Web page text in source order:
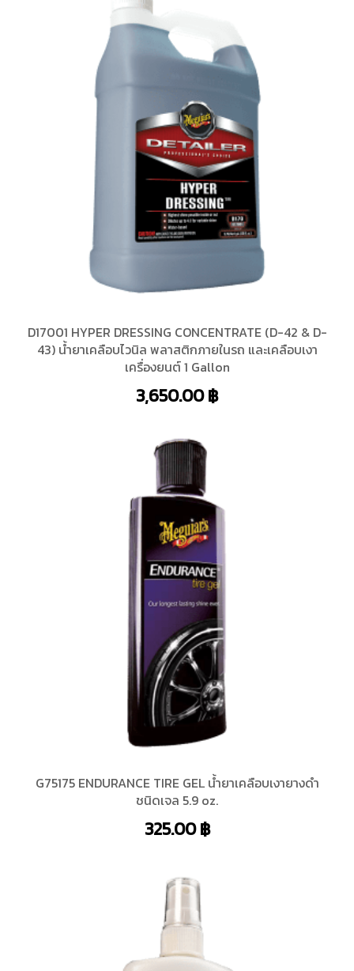
D17001 HYPER DRESSING CONCENTRATE (D-42 & D-
43) น้ำยาเคลือบไวนิล พลาสติกภายในรถ และเคลือบเงา
เครื่องยนต์ 1 Gallon
3,650.00฿
G75175 ENDURANCE TIRE GEL น้ำยาเคลือบเงายางดำ
ชนิดเจล 5.9 oz.
325.00฿